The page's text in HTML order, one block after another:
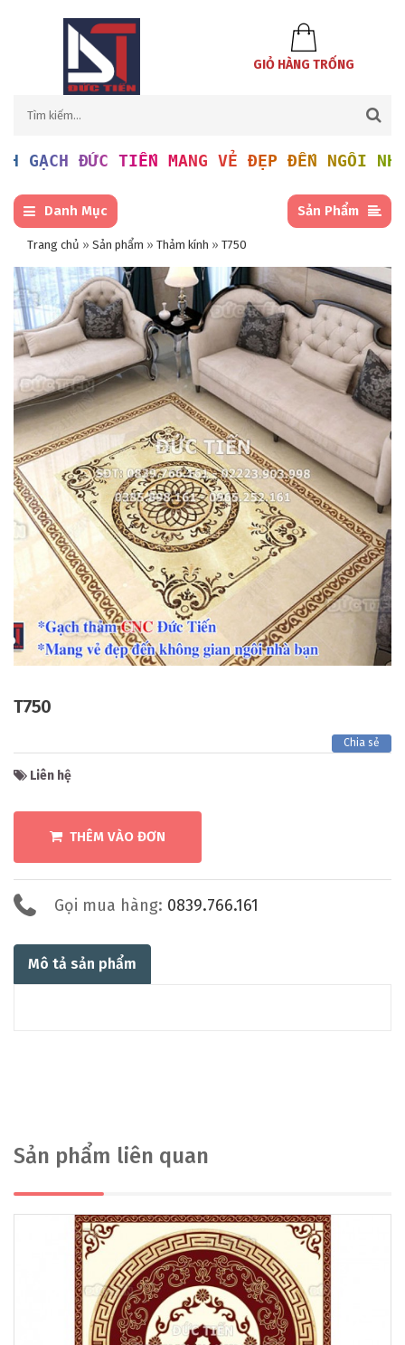
GIỎ HÀNG TRỐNG
ĐỨC TIẾN MANG VẺ ĐẸP ĐẾN NGÔI NHÀ BẠN
Danh Mục Sản Phẩm
Trang chủ » Sản phẩm » Thảm kính » T750
T750
Chia sẻ
Liên hệ
THÊM VÀO ĐƠN
Gọi mua hàng: 0839.766.161
Mô tả sản phẩm
Sản phẩm liên quan